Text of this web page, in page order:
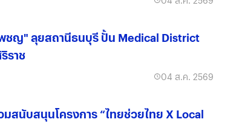
ชญ" ลุยสถานีธนบุรี ปั้น Medical District
ราช
04 ส.ค. 2569
มสนับสนุนโครงการ “ไทยช่วยไทย X Local